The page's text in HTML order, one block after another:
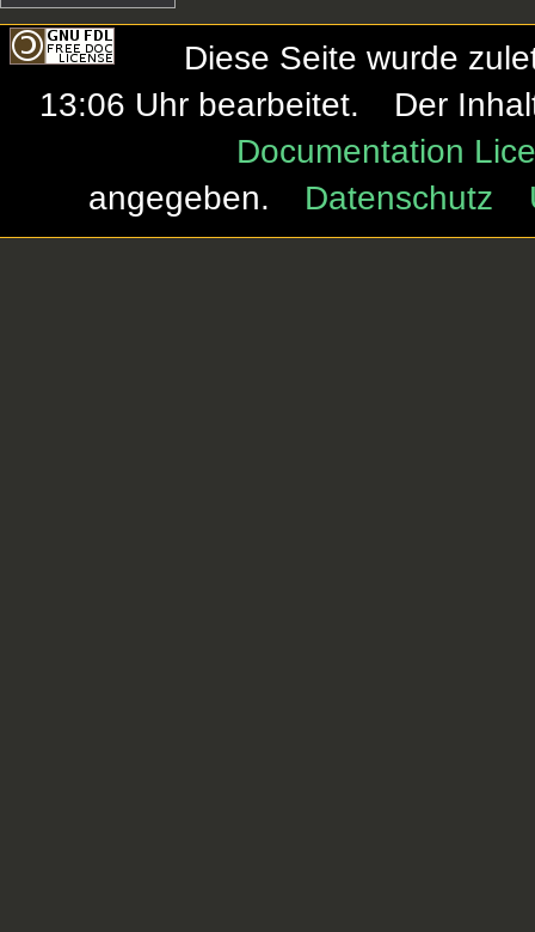
Diese Seite wurde
13:06 Uhr bearbeitet.
Der
Documentation
angegeben.
Datenschutz